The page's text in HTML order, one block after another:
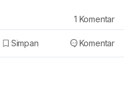
Simpan Komentar
1 Komentar